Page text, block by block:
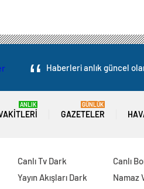
Haberleri anlık güncel
ANLIK
GAZETELER
GÜNLÜK
Canlı Tv Dark
Yayın Akışları Dark
Canlı
Namaz